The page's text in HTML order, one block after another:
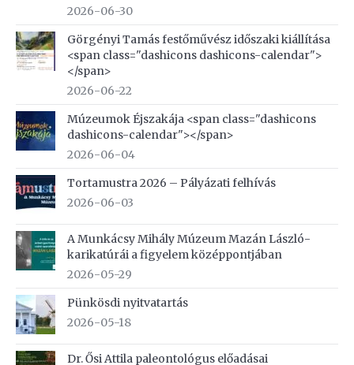
2026-06-30
Görgényi Tamás festőművész időszaki kiállítása
<span class="dashicons dashicons-calendar">
</span>
2026-06-22
Múzeumok Éjszakája <span class="dashicons
dashicons-calendar"></span>
2026-06-04
Tortamustra 2026 – Pályázati felhívás
2026-06-03
A Munkácsy Mihály Múzeum Mazán László-
karikatúrái a figyelem középpontjában
2026-05-29
Pünkösdi nyitvatartás
2026-05-18
Dr. Ősi Attila paleontológus előadásai